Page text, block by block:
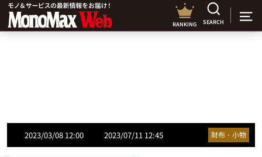
RANKING SEARCH
2023/03/08 12:00 2023/07/11 12:45 財布・小物